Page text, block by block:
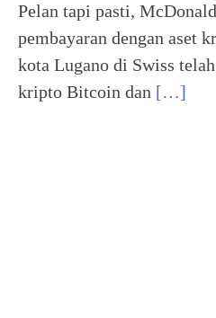
Pelan tapi pasti,
pembayaran dengan aset
kota Lugano di Swiss
kripto Bitcoin dan […]